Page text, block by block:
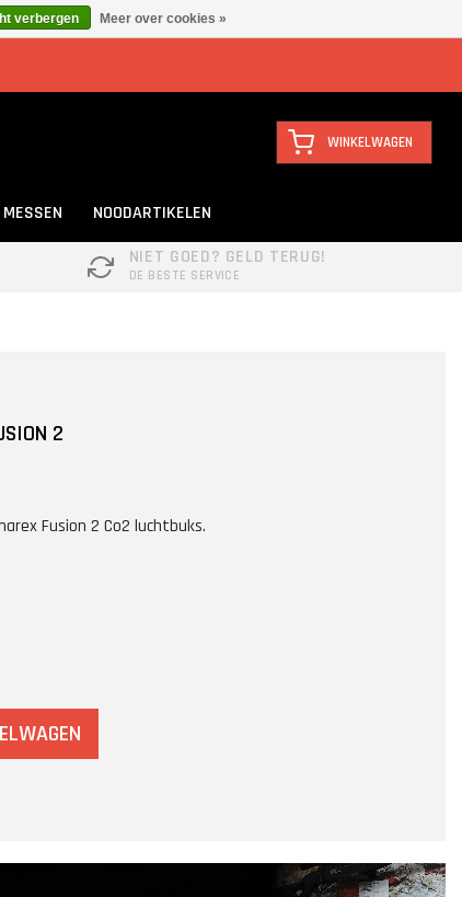
WINKELWAGEN
NOODARTIKELEN
NIET GOED? GELD TERUG!
DE BESTE SERVICE
2
Fusion 2 Co2 luchtbuks.
verbergen Meer over cookies »